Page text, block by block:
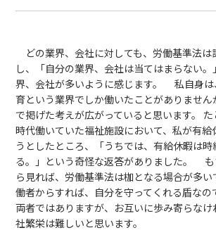
どの業界、会社に対しても、労働基準法は
し、「自分の業界、会社は当てはまらない
界、会社が多いように感じます。 私自身は
育という業界でしか働いたことがありませ
で掲げた考えが広がっていると思います。
時代働いていた福祉施設において、私が有給
うとしたところ、「うちでは、有給休暇は時
る。」という奇怪な返答がありました。 も
ら見れば、労働基準法は枷となる場合が多い
働者からすれば、自分を守ってくれる盾な
両者ではありますが、お互いに歩み寄らな
社繁栄は難しいと思います。